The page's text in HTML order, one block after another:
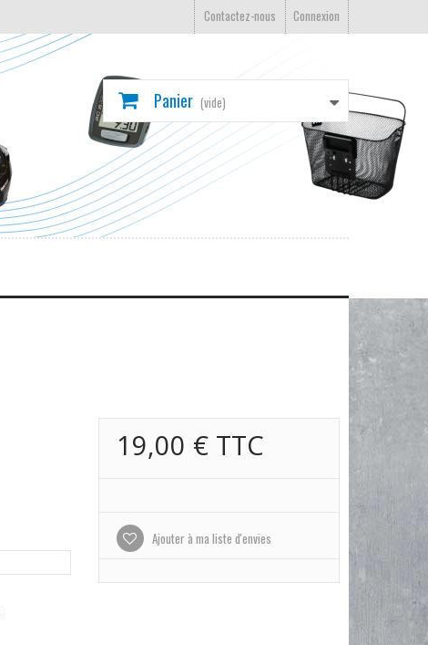
Connexion
Contactez-nous
Panier (vide)
19,00 €TTC
Ajouter à ma liste d'envies